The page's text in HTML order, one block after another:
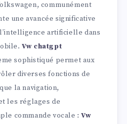
communément
une avancée significative
artificielle dans
Vw chatgpt
sophistiqué permet aux
diverses fonctions de
la navigation,
les réglages de
commande vocale :Vw